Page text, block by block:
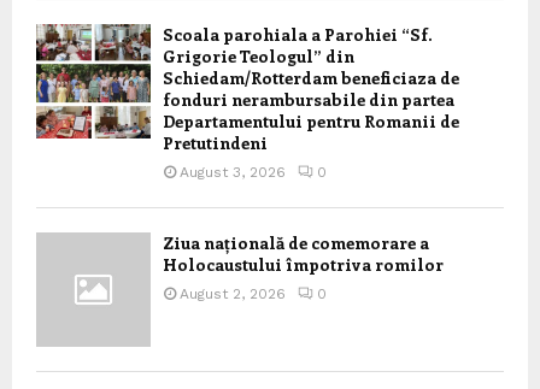
Scoala parohiala a Parohiei “Sf.
Grigorie Teologul” din
Schiedam/Rotterdam beneficiaza de
fonduri nerambursabile din partea
Departamentului pentru Romanii de
Pretutindeni
August 3, 2026 0
Ziua națională de comemorare a
Holocaustului împotriva romilor
August 2, 2026 0